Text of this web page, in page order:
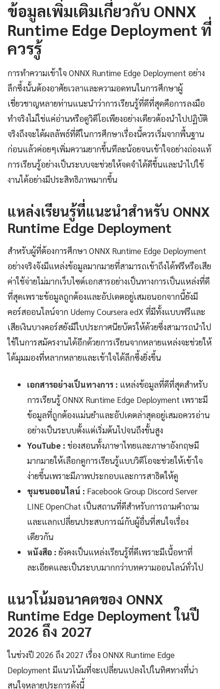
ข้อมูลเพิ่มเติมเกี่ยวกับ ONNX
Runtime Edge Deployment ที่
ควรรู้
การทำความเข้าใจ ONNX Runtime Edge Deployment อย่าง
ลึกซึ้งนั้นต้องอาศัยเวลาและความอดทนในการศึกษาผู้
เชี่ยวชาญหลายท่านแนะนำว่าการเรียนรู้ที่ดีที่สุดคือการลงมือ
ทำจริงไม่ใช่แค่อ่านหรือดูวิดีโอเพียงอย่างเดียวต้องนำไปปฏิบัติ
จริงถึงจะได้ผลลัพธ์ที่ดีในการศึกษาเรื่องนี้ควรเริ่มจากพื้นฐาน
ก่อนแล้วค่อยๆเพิ่มความยากขึ้นทีละน้อยจนเข้าใจอย่างถ่องแท้
การเรียนรู้อย่างเป็นระบบจะช่วยให้จดจำได้ดีขึ้นและนำไปใช้
งานได้อย่างมีประสิทธิภาพมากขึ้น
แหล่งเรียนรู้ที่แนะนำสำหรับ ONNX
Runtime Edge Deployment
สำหรับผู้ที่ต้องการศึกษา ONNX Runtime Edge Deployment
อย่างจริงจังมีแหล่งข้อมูลมากมายที่สามารถเข้าถึงได้ฟรีหรือเสีย
ค่าใช้จ่ายไม่มากเว็บไซต์เอกสารอย่างเป็นทางการเป็นแหล่งที่ดี
ที่สุดเพราะข้อมูลถูกต้องและอัปเดตอยู่เสมอนอกจากนี้ยังมี
คอร์สออนไลน์จาก Udemy Coursera edX ที่มีทั้งแบบฟรีและ
เสียเงินบางคอร์สยังมีใบประกาศนียบัตรให้ด้วยซึ่งสามารถนำไป
ใช้ในการสมัครงานได้อีกด้วยการเรียนจากหลายแหล่งจะช่วยให้
ได้มุมมองที่หลากหลายและเข้าใจได้ลึกซึ้งยิ่งขึ้น
เอกสารอย่างเป็นทางการ : แหล่งข้อมูลที่ดีที่สุดสำหรับ
การเรียนรู้ ONNX Runtime Edge Deployment เพราะมี
ข้อมูลที่ถูกต้องแม่นยำและอัปเดตล่าสุดอยู่เสมอควรอ่าน
อย่างเป็นระบบตั้งแต่เริ่มต้นไปจนถึงขั้นสูง
YouTube : ช่องสอนทั้งภาษาไทยและภาษาอังกฤษมี
มากมายให้เลือกดูการเรียนรู้แบบวิดีโอจะช่วยให้เข้าใจ
ง่ายขึ้นเพราะมีภาพประกอบและการสาธิตให้ดู
ชุมชนออนไลน์ : Facebook Group Discord Server
LINE OpenChat เป็นสถานที่ดีสำหรับการถามคำถาม
และแลกเปลี่ยนประสบการณ์กับผู้อื่นที่สนใจเรื่อง
เดียวกัน
หนังสือ : ยังคงเป็นแหล่งเรียนรู้ที่ดีเพราะมีเนื้อหาที่
ละเอียดและเป็นระบบมากกว่าบทความออนไลน์ทั่วไป
แนวโน้มอนาคตของ ONNX
Runtime Edge Deployment ในปี
2026 ถึง 2027
ในช่วงปี 2026 ถึง 2027 เรื่อง ONNX Runtime Edge
Deployment มีแนวโน้มที่จะเปลี่ยนแปลงไปในทิศทางที่น่า
สนใจหลายประการดังนี้